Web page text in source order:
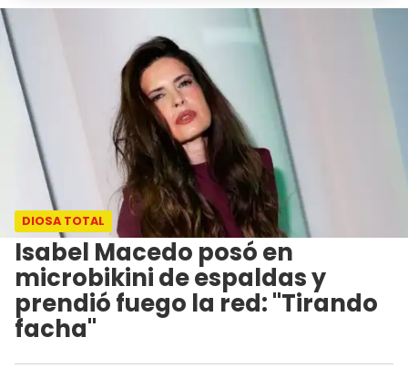
DIOSA TOTAL
Isabel Macedo posó en
microbikini de espaldas y
prendió fuego la red: "Tirando
facha"